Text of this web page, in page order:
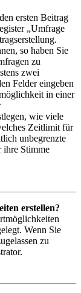
ersten Beitrag
„Umfrage
so haben Sie
zu
zwei
Felder eingeben
in einer
wie viele
Zeitlimit für
unbegrenzte
ihre Stimme
erstellen?
Wenn Sie
zu